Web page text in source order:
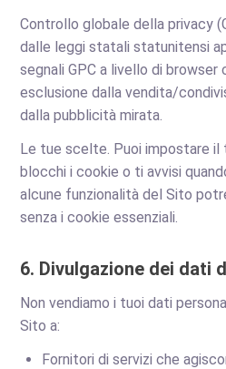
Controllo globale della privacy
dalle leggi statali statunitensi
segnali GPC a livello di browser
esclusione dalla vendita/
dalla pubblicità mirata.
Le tue scelte. Puoi impostare il
blocchi i cookie o ti avvisi
alcune funzionalità del Sito
senza i cookie essenziali.
6. Divulgazione dei dati
Non vendiamo i tuoi dati
Sito a:
Fornitori di servizi che